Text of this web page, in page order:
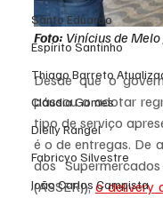
Santo Eduardo
Espírito Santinho
Thiago Barreto
Cláudia Gomes
Dielly Rangel
Fabricyo Silvestre
João Carlos Campista
Foto: Vinícius de
Desde que o
passou a adotar
tipo de serviço
é o de entregas. De
dos
(ASSERJ), o delivery